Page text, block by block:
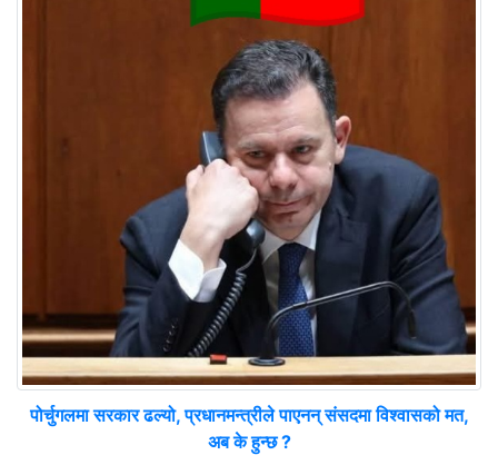
पोर्चुगलमा सरकार ढल्यो, प्रधानमन्त्रीले पाएनन् संसदमा विश्वासको मत,
अब के हुन्छ ?